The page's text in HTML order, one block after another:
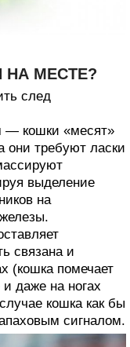
МЕСТЕ?
след
— кошки «месят»
они требуют ласки
выделение
на
связана и
(кошка помечает
даже на ногах
кошка как бы
сигналом.